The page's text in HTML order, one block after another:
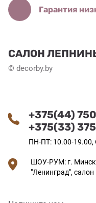
Гарантия
САЛОН
© decorby.by
+375(44)
+375(33)
ПН-ПТ: 10.00-
ШОУ-РУМ: г.
"Ленинград",